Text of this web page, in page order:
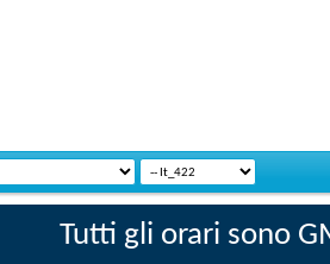
Tutti gli orari sono